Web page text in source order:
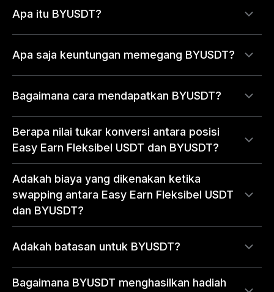
Apa itu BYUSDT?
Apa saja keuntungan memegang BYUSDT?
Bagaimana cara mendapatkan BYUSDT?
Berapa nilai tukar konversi antara posisi
Easy Earn Fleksibel USDT dan BYUSDT?
Adakah biaya yang dikenakan ketika
swapping antara Easy Earn Fleksibel USDT
dan BYUSDT?
Adakah batasan untuk BYUSDT?
Bagaimana BYUSDT menghasilkan hadiah